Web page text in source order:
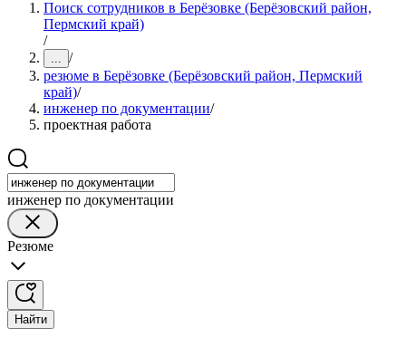
Поиск сотрудников в Берёзовке (Берёзовский район,
Пермский край)
/
... /
резюме в Берёзовке (Берёзовский район, Пермский
край)/
инженер по документации/
проектная работа
инженер по документации
Резюме
Найти